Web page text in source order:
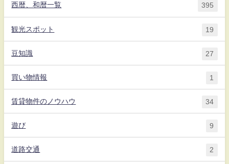
西暦、和暦一覧 395
観光スポット 19
豆知識 27
買い物情報 1
賃貸物件のノウハウ 34
遊び 9
道路交通 2